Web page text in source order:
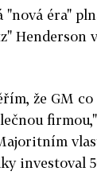
éra"
Henderson
že GM co
investoval